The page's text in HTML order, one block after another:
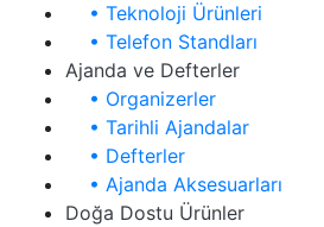
• Teknoloji Ürünleri
• Telefon Standları
Ajanda ve Defterler
• Organizerler
• Tarihli Ajandalar
• Defterler
• Ajanda Aksesuarları
Doğa Dostu Ürünler